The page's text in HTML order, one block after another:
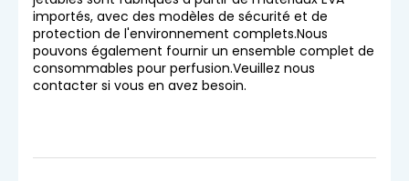
importés, avec des modèles de sécurité et de
protection de l'environnement complets.Nous
pouvons également fournir un ensemble complet de
consommables pour perfusion.Veuillez nous
contacter si vous en avez besoin.